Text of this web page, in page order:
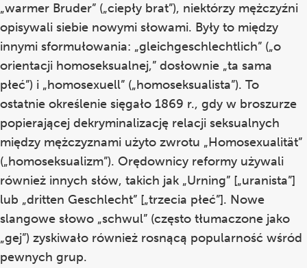
„warmer Bruder” („ciepły brat”), niektórzy mężczyźni
opisywali siebie nowymi słowami. Były to między
innymi sformułowania: „gleichgeschlechtlich” („o
orientacji homoseksualnej,” dosłownie „ta sama
płeć”) i „homosexuell” („homoseksualista”). To
ostatnie określenie sięgało 1869 r., gdy w broszurze
popierającej dekryminalizację relacji seksualnych
między mężczyznami użyto zwrotu „Homosexualität”
(„homoseksualizm”). Orędownicy reformy używali
również innych słów, takich jak „Urning” [„uranista”]
lub „dritten Geschlecht” [„trzecia płeć”]. Nowe
slangowe słowo „schwul” (często tłumaczone jako
„gej”) zyskiwało również rosnącą popularność wśród
pewnych grup.